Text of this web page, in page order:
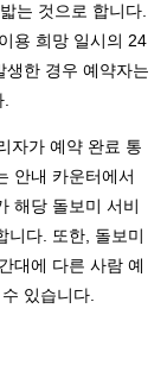
는 것으로 합니다.
용 희망 일시의 24
한 경우 예약자는
자가 예약 완료 통
안내 카운터에서
해당 돌보미 서비
니다. 또한, 돌보미
대에 다른 사람 예
있습니다.